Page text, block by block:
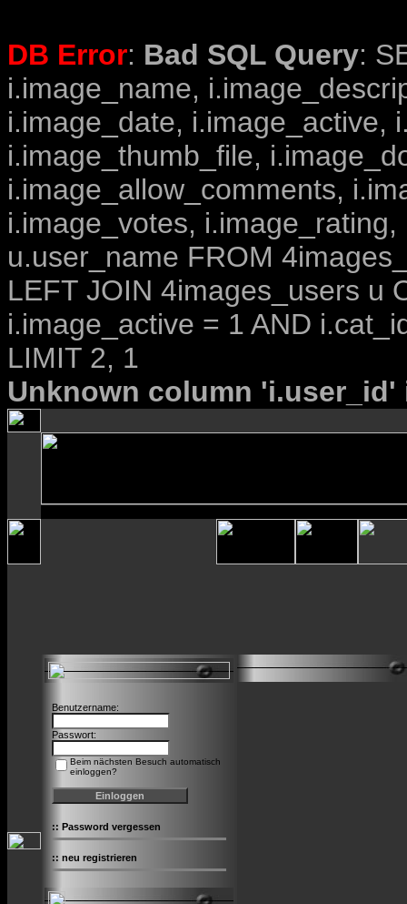
DB Error: Bad SQL Query:
i.image_name,
i.image_date, i.image_active,
i.image_thumb_file,
i.image_allow_comments,
i.image_votes,
u.user_name FROM
LEFT JOIN 4images_users u
i.image_active = 1 AND
LIMIT 2, 1
Unknown column
Benutzername:
Passwort:
Beim nächsten Besuch automatisch
einloggen?
:: Password vergessen
:: neu registrieren